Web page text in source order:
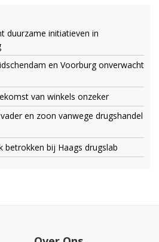
duurzame initiatieven in
en Voorburg onverwacht
van winkels onzeker
en zoon vanwege drugshandel
betrokken bij Haags drugslab